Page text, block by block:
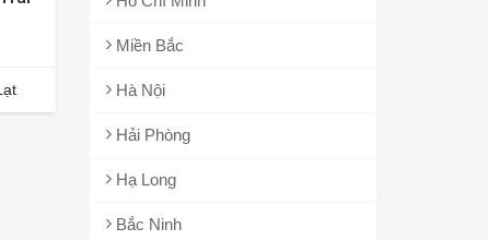
Miền Bắc
Hà Nội
Hải Phòng
Hạ Long
Bắc Ninh